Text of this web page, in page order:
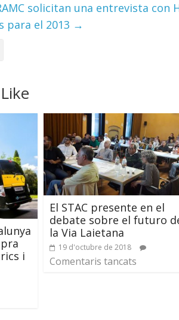
solicitan una entrevista
para el 2013 →
i
El STAC presente en el
debate sobre el futuro
la Via Laietana
19 d'octubre de 2018
Comentaris tancats